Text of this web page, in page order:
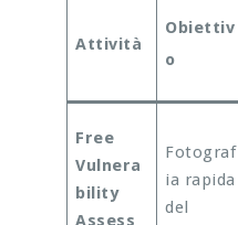
Attività
Obiettiv
o
Free
Vulnera
bility
Assess
Fotograf
ia rapida
del